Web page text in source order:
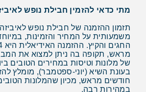
מתי כדאי להזמין חבילת נופש
תזמון ההזמנה של חבילת נופש
משמעותית על המחיר והזמינות,
מראש, תקופה בה ניתן למצוא את
של מלונות וטיסות במחירים הטובים
חודשים מראש, מכיון שהמלונות
במהירות רבה.